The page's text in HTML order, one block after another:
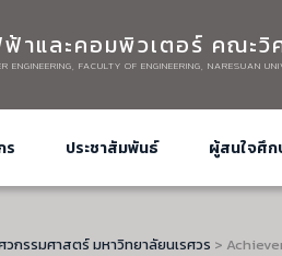
าและคอมพิวเตอร์ คณะวิ
FACULTY OF ENGINEERING, NARESUAN
ร ประชาสัมพันธ์ ผู้สนใจศึก
กรรมศาสตร์ มหาวิทยาลัยนเรศวร >